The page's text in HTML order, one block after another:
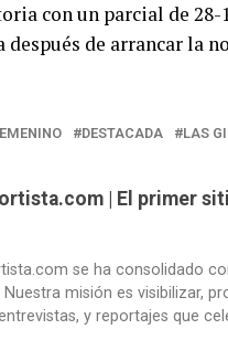
con un parcial de
de arrancar la
DESTACADA LAS
| El primer
se ha consolidado
misión es visibilizar,
y reportajes que